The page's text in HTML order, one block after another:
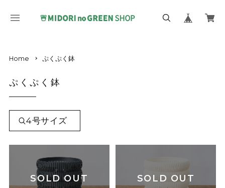
Home ぷくぷく鉢
ぷくぷく鉢
4号サイズ
SOLD OUT SOLD OUT